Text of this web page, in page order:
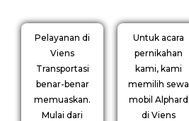
Pelayanan di
Viens
Transportasi
benar-benar
memuaskan.
Mulai dari
Untuk acara
pernikahan
kami, kami
memilih sewa
mobil Alphard
di Viens